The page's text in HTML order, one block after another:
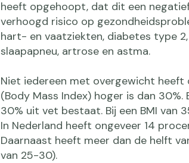
heeft opgehoopt, dat dit een
verhoogd risico op
hart- en vaatziekten, diabetes type
slaapapneu, artrose en astma.
Niet iedereen met overgewicht heeft
(Body Mass Index) hoger is dan
30% uit vet bestaat. Bij een BMI van
In Nederland heeft ongeveer 14
Daarnaast heeft meer dan de helft
van 25-30).